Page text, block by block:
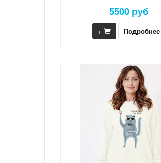
5500 руб
+ Подробнее